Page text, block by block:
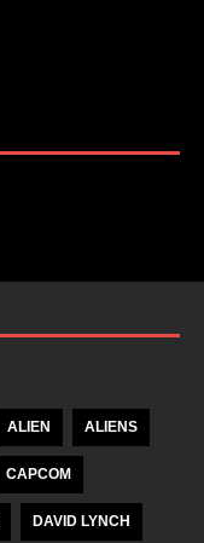
ALIEN ALIENS
CAPCOM
DAVID LYNCH